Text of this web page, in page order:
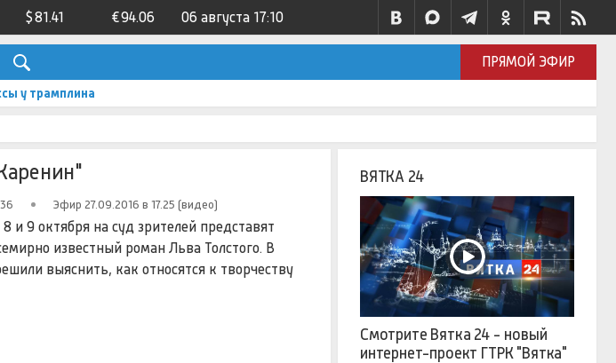
$81.41 €94.06 06 августа 17:10
ПРЯМОЙ ЭФИР
у трамплина
Эфир 27.09.2016 в 17.25 (видео)
и 9 октября на суд зрителей представят
известный роман Льва Толстого. В
выяснить, как относятся к творчеству
ВЯТКА 24
Смотрите Вятка 24 - новый
интернет-проект ГТРК "Вятка"